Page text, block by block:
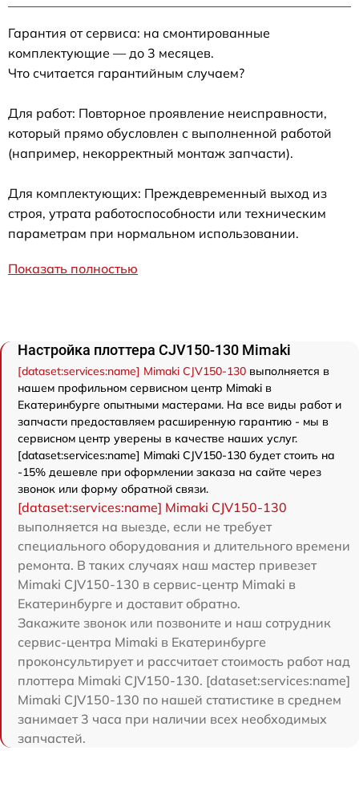
Гарантия от сервиса: на смонтированные
комплектующие — до 3 месяцев.
Что считается гарантийным случаем?
Для работ: Повторное проявление неисправности,
который прямо обусловлен с выполненной работой
(например, некорректный монтаж запчасти).
Для комплектующих: Преждевременный выход из
строя, утрата работоспособности или техническим
параметрам при нормальном использовании.
Показать полностью
Настройка плоттера CJV150-130 Mimaki
[dataset:services:name] Mimaki CJV150-130 выполняется в
нашем профильном сервисном центр Mimaki в
Екатеринбурге опытными мастерами. На все виды работ и
запчасти предоставляем расширенную гарантию - мы в
сервисном центр уверены в качестве наших услуг.
[dataset:services:name] Mimaki CJV150-130 будет стоить на
-15% дешевле при оформлении заказа на сайте через
звонок или форму обратной связи.
[dataset:services:name] Mimaki CJV150-130
выполняется на выезде, если не требует
специального оборудования и длительного времени
ремонта. В таких случаях наш мастер привезет
Mimaki CJV150-130 в сервис-центр Mimaki в
Екатеринбурге и доставит обратно.
Закажите звонок или позвоните и наш сотрудник
сервис-центра Mimaki в Екатеринбурге
проконсультирует и рассчитает стоимость работ над
плоттера Mimaki CJV150-130. [dataset:services:name]
Mimaki CJV150-130 по нашей статистике в среднем
занимает 3 часа при наличии всех необходимых
запчастей.